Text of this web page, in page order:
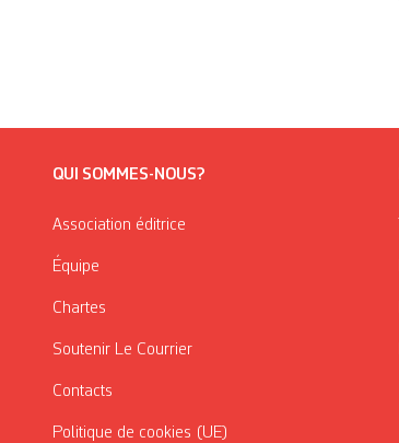
QUI SOMMES-NOUS?
Association éditrice
Équipe
Chartes
Soutenir Le Courrier
Contacts
Politique de cookies (UE)